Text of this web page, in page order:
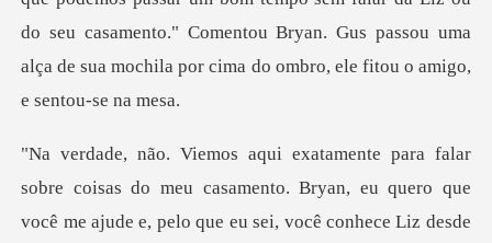
do seu casamento." Comentou Bryan. Gus passou uma
eu sei, você conhece Liz desde